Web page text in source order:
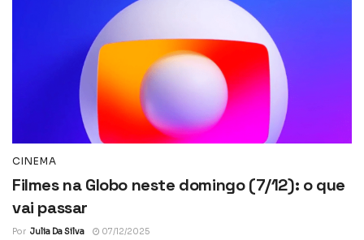
CINEMA
Filmes na Globo neste domingo (7/12): o que
vai passar
Por Julia Da Silva 07/12/2025